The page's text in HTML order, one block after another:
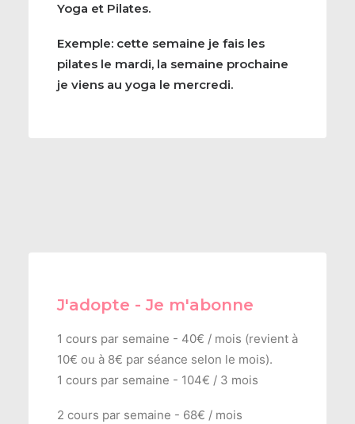
Yoga et Pilates.
Exemple: cette semaine je fais les
pilates le mardi, la semaine prochaine
je viens au yoga le mercredi.
J'adopte - Je m'abonne
1 cours par semaine - 40€ / mois (revient à
10€ ou à 8€ par séance selon le mois).
1 cours par semaine - 104€ / 3 mois
2 cours par semaine - 68€ / mois